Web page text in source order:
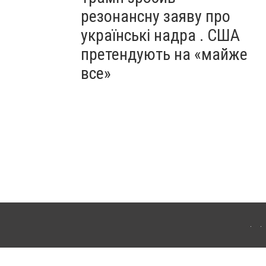
резонансну заяву про
українські надра . США
претендують на «майже
все»